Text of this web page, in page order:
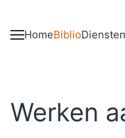
Skip to main content
HomeBiblioDiensten
Werken